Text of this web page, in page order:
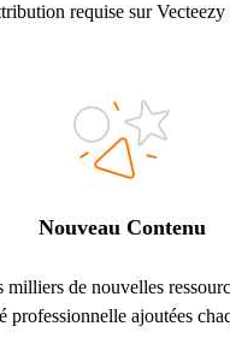
requise sur Vecteezy
Nouveau Contenu
milliers de nouvelles
professionnelle ajoutées